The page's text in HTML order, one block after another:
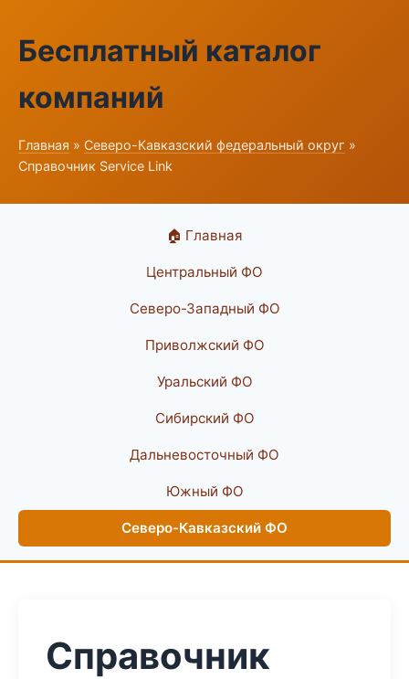
Бесплатный каталог
компаний
Главная » Северо-Кавказский федеральный округ »
Справочник Service Link
🏠 Главная
Центральный ФО
Северо-Западный ФО
Приволжский ФО
Уральский ФО
Сибирский ФО
Дальневосточный ФО
Южный ФО
Северо-Кавказский ФО
Справочник